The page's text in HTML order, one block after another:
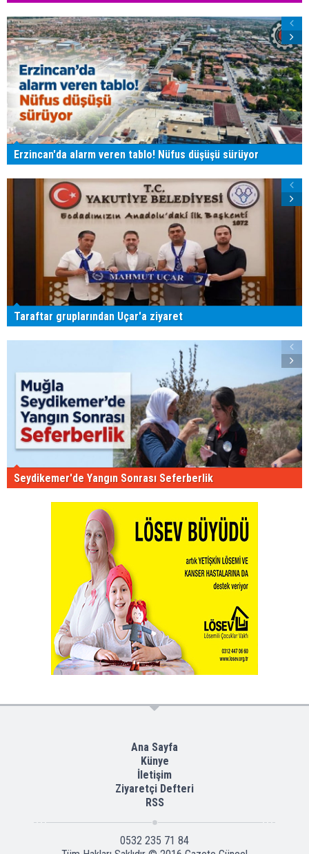
Erzincan'da alarm veren tablo! Nüfus düşüşü sürüyor
Taraftar gruplarından Uçar'a ziyaret
Seydikemer'de Yangın Sonrası Seferberlik
Ana Sayfa
Künye
İletişim
Ziyaretçi Defteri
RSS
0532 235 71 84